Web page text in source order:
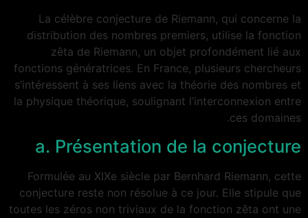
La célèbre conjecture de Riemann, qui concerne la
distribution des nombres premiers, utilise la fonction
zêta de Riemann, un objet profondément lié aux
fonctions génératrices. En France, plusieurs chercheurs
s’intéressent à ses liens avec la théorie des nombres et
la physique théorique, soulignant l’interconnexion entre
ces domaines.
a. Présentation de la conjecture
Formulée au XIXe siècle par Bernhard Riemann, cette
conjecture reste non résolue à ce jour. Elle stipule que
toutes les zéros non triviaux de la fonction zêta ont une